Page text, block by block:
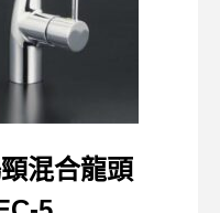
混合龍頭